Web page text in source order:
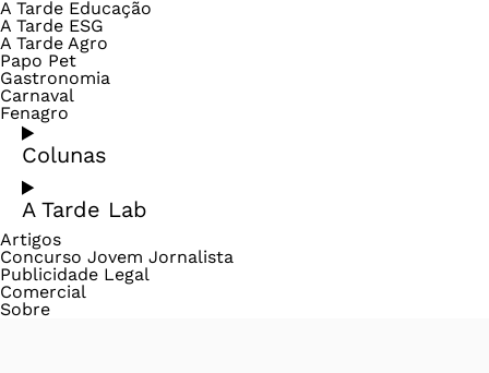
A Tarde Educação
A Tarde ESG
A Tarde Agro
Papo Pet
Gastronomia
Carnaval
Fenagro
Colunas
A Tarde Lab
Artigos
Concurso Jovem Jornalista
Publicidade Legal
Comercial
Sobre